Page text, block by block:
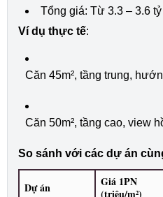
Tổng giá: Từ 3.3 – 3.6
Ví dụ thực tế:
Căn 45m², tầng trung,
Căn 50m², tầng cao, view
So sánh với các dự án
Dự án
Giá 1PN
(triệu/m²)